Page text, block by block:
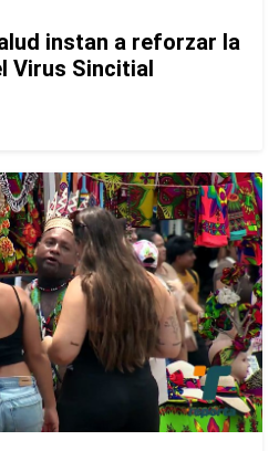
instan a reforzar la
Virus Sincitial